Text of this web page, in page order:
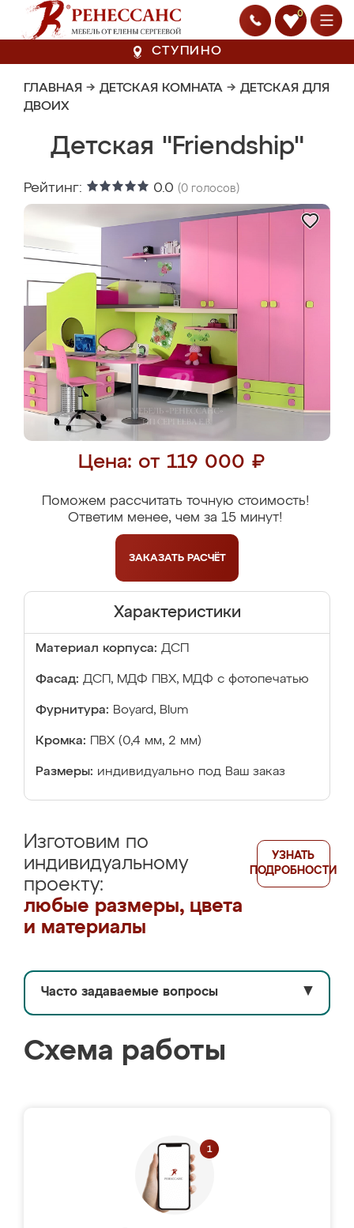
0
СТУПИНО
ГЛАВНАЯ → ДЕТСКАЯ КОМНАТА → ДЕТСКАЯ ДЛЯ
ДВОИХ
Детская "Friendship"
Рейтинг: 0.0 (0 голосов)
Цена: от 119 000 ₽
Поможем рассчитать точную стоимость!
Ответим менее, чем за 15 минут!
ЗАКАЗАТЬ РАСЧЁТ
Характеристики
Материал корпуса: ДСП
Фасад: ДСП, МДФ ПВХ, МДФ с фотопечатью
Фурнитура: Boyard, Blum
Кромка: ПВХ (0,4 мм, 2 мм)
Размеры: индивидуально под Ваш заказ
Изготовим по
индивидуальному
проекту:
любые размеры, цвета
и материалы
УЗНАТЬ
ПОДРОБНОСТИ
Часто задаваемые вопросы ▼
Схема работы